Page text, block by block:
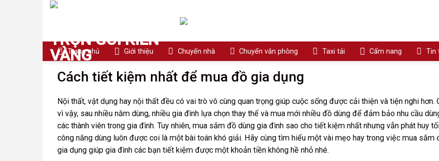
Skip
Trang chủ Giới thiệu Chuyển nhà Chuyển văn phòng Taxi tải Cẩm nang Tin
Cách tiết kiệm nhất để mua đồ gia dụng
Nội thất, vật dụng hay nội thất đều có vai trò vô cùng quan trọng giúp cuộc sống được cải thiện và tiện nghi hơn.
vì vậy, sau nhiều năm dùng, nhiều gia đình lựa chọn thay thế và mua mới nhiều đồ dùng để đảm bảo nhu cầu
các thành viên trong gia đình. Tuy nhiên, mua sắm đồ dùng gia đình sao cho tiết kiệm nhất nhưng vẫn phát huy
công năng dùng luôn được coi là một bài toán khó giải. Hãy cùng tìm hiểu một vài mẹo hay trong việc mua sắm
gia dụng giúp gia đình các bạn tiết kiệm được một khoản tiền không hề nhỏ nhé.